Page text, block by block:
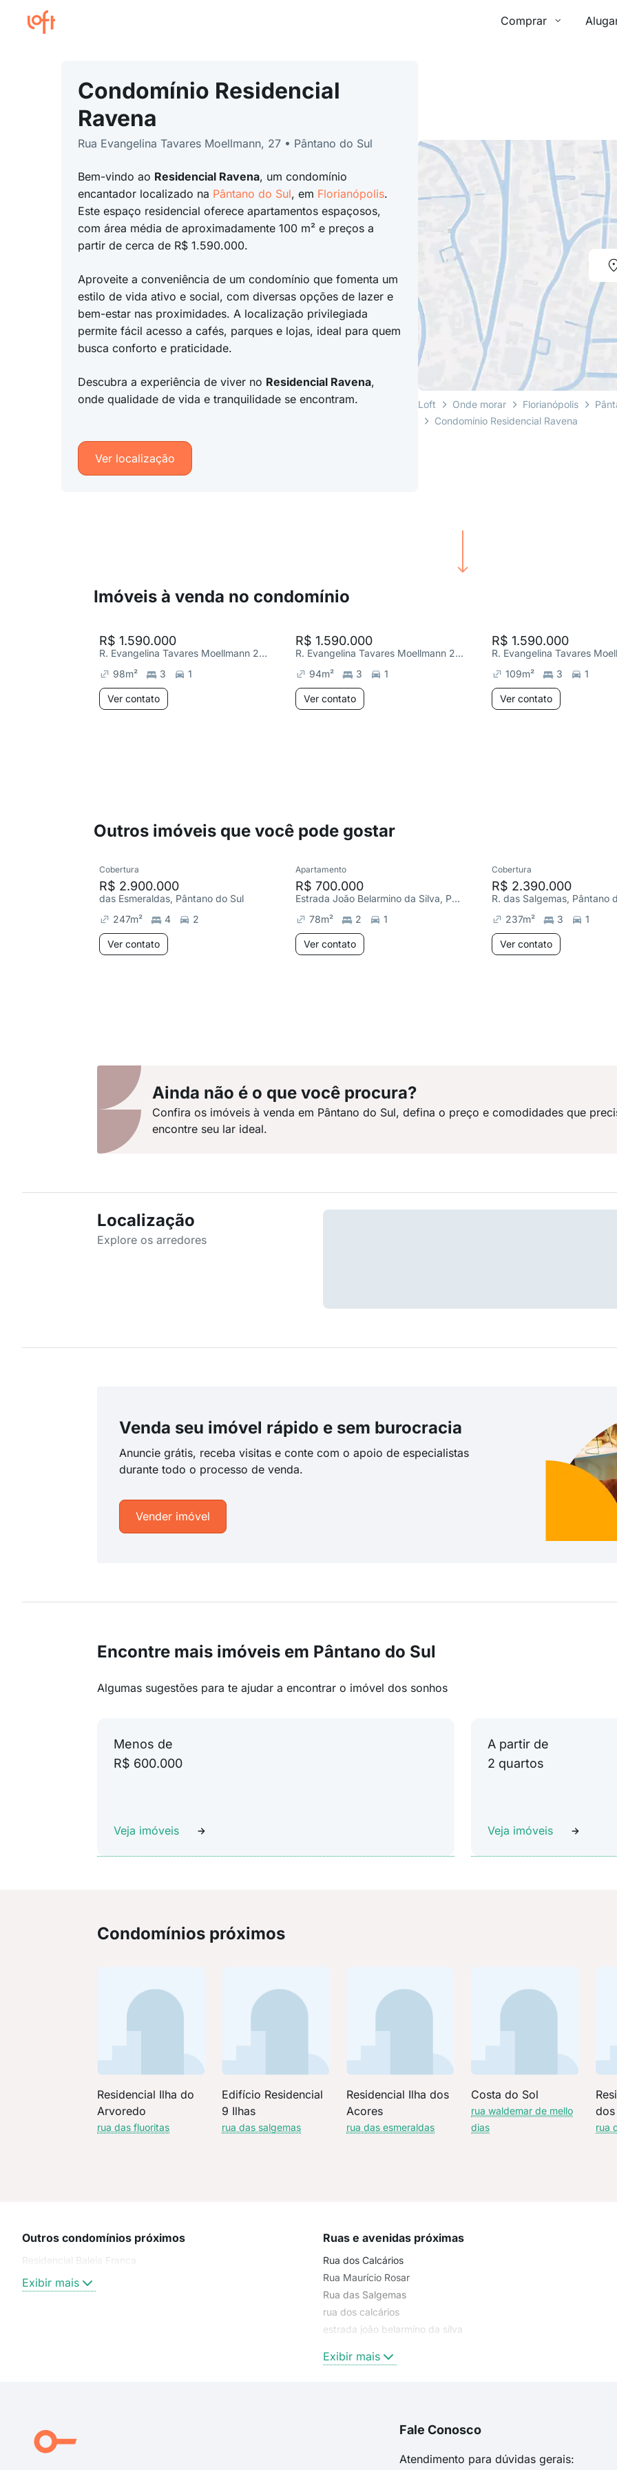
Comprar
Condomínio Residencial
Ravena
Rua Evangelina Tavares Moellmann, 27 • Pântano do Sul
Bem-vindo ao Residencial Ravena, um condomínio
encantador localizado na Pântano do Sul, em Florianópolis.
Este espaço residencial oferece apartamentos espaçosos,
com área média de aproximadamente 100 m² e preços a
partir de cerca de R$ 1.590.000.
Aproveite a conveniência de um condomínio que fomenta um
estilo de vida ativo e social, com diversas opções de lazer e
bem-estar nas proximidades. A localização privilegiada
permite fácil acesso a cafés, parques e lojas, ideal para quem
busca conforto e praticidade.
Descubra a experiência de viver no Residencial Ravena,
onde qualidade de vida e tranquilidade se encontram.
Ver localização
Loft Onde morar Florianópolis
Condomínio Residencial Ravena
Imóveis à venda no condomínio
R$ 1.590.000
R. Evangelina Tavares Moellmann 27, Pântano do Sul
98m² 3 1
Ver contato
R$ 1.590.000
R. Evangelina Tavares Moellmann 27, Pântano do Sul
94m² 3 1
Ver contato
R$ 1.590.000
109m² 3 1
Ver contato
Outros imóveis que você pode gostar
Cobertura
R$ 2.900.000
das Esmeraldas, Pântano do Sul
247m² 4 2
Ver contato
Apartamento
R$ 700.000
Estrada João Belarmino da Silva, Pântano do Sul
78m² 2 1
Ver contato
Cobertura
R$ 2.390.000
R. das Salgemas, Pântano
237m² 3 1
Ver contato
Ainda não é o que você procura?
Confira os imóveis à venda em Pântano do Sul, defina o preço e comodidades que
encontre seu lar ideal.
Localização
Explore os arredores
Venda seu imóvel rápido e sem burocracia
Anuncie grátis, receba visitas e conte com o apoio de especialistas
durante todo o processo de venda.
Vender imóvel
Encontre mais imóveis em Pântano do Sul
Algumas sugestões para te ajudar a encontrar o imóvel dos sonhos
Menos de
R$ 600.000
Veja imóveis
A partir de
2 quartos
Veja imóveis
Condomínios próximos
Residencial Ilha do
Arvoredo
rua das fluoritas
Edifício Residencial
9 Ilhas
rua das salgemas
Residencial Ilha dos
Acores
rua das esmeraldas
Costa do Sol
rua waldemar de mello
dias
rua
Outros condomínios próximos
Residencial Baleia Franca
Exibir mais
Ruas e avenidas próximas
Rua dos Calcários
Rua Maurício Rosar
Rua das Salgemas
rua dos calcários
estrada joão belarmino da silva
Rua Evangelina Tavares Moellmann
Evangelina Tavares Moellmann
Exibir mais
Fale Conosco
Atendimento para dúvidas gerais: